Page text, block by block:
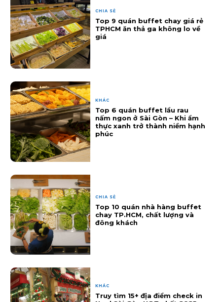
CHIA SẺ
Top 9 quán buffet chay giá rẻ
TPHCM ăn thả ga không lo về
giá
KHÁC
Top 6 quán buffet lẩu rau
nấm ngon ở Sài Gòn – Khi ẩm
thực xanh trở thành niềm hạnh
phúc
CHIA SẺ
Top 10 quán nhà hàng buffet
chay TP.HCM, chất lượng và
đông khách
KHÁC
Truy tìm 15+ địa điểm check in